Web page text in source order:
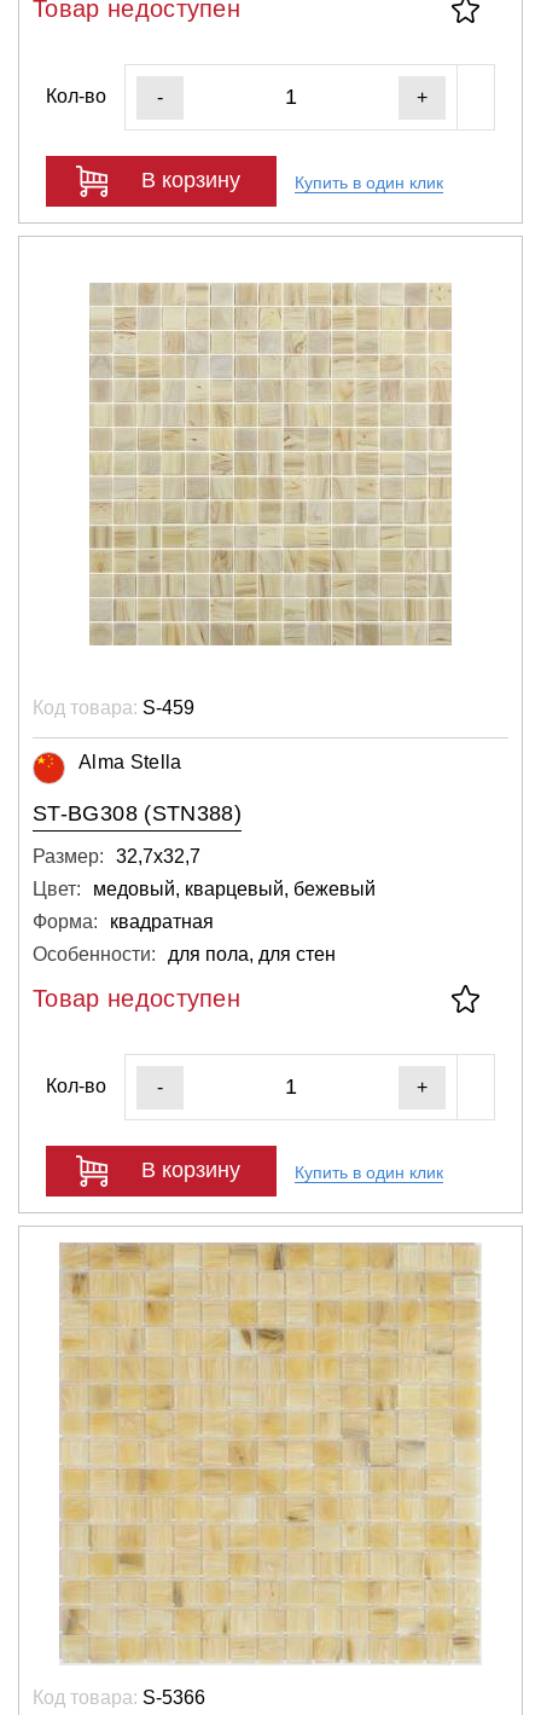
Товар недоступен
Кол-во - +
В корзину Купить в один клик
Код товара: S-459
Alma Stella
ST-BG308 (STN388)
Размер:
32,7х32,7
Цвет:
медовый, кварцевый, бежевый
Форма:
квадратная
Особенности:
для пола, для стен
Товар недоступен
Кол-во - +
В корзину Купить в один клик
Код товара: S-5366